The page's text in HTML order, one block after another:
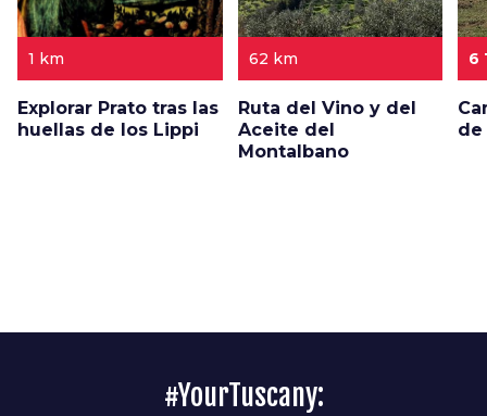
1 km
Explorar Prato tras las
huellas de los Lippi
62 km
Ruta del Vino y del
Aceite del
Montalbano
6
de
#YourTuscany: